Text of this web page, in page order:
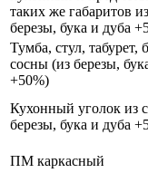
таких же габаритов
березы, бука и дуба
Тумба, стул, табурет,
сосны (из березы,
+50%)
Кухонный уголок из
березы, бука и дуба
ПМ каркасный